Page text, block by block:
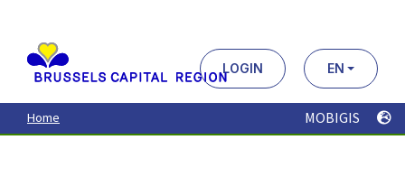
contenu
principal
LOGIN EN
Home MOBIGIS